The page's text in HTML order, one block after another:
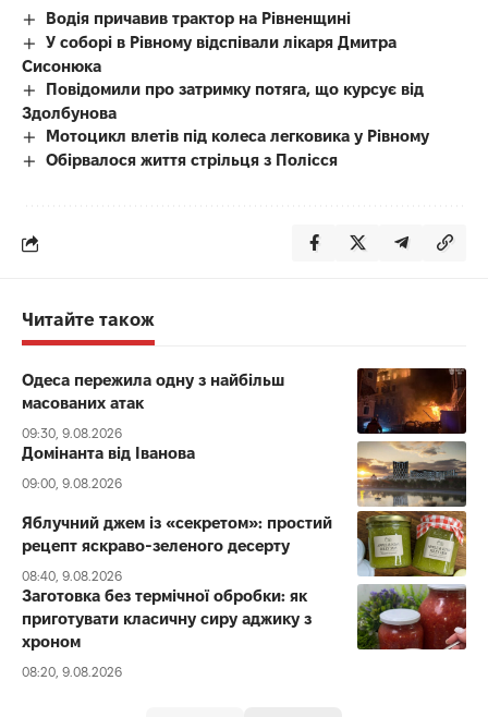
Водія причавив трактор на Рівненщині
У соборі в Рівному відспівали лікаря Дмитра
Сисонюка
Повідомили про затримку потяга, що курсує від
Здолбунова
Мотоцикл влетів під колеса легковика у Рівному
Обірвалося життя стрільця з Полісся
Читайте також
Одеса пережила одну з найбільш
масованих атак
09:30, 9.08.2026
Домінанта від Іванова
09:00, 9.08.2026
Яблучний джем із «секретом»: простий
рецепт яскраво-зеленого десерту
08:40, 9.08.2026
Заготовка без термічної обробки: як
приготувати класичну сиру аджику з
хроном
08:20, 9.08.2026